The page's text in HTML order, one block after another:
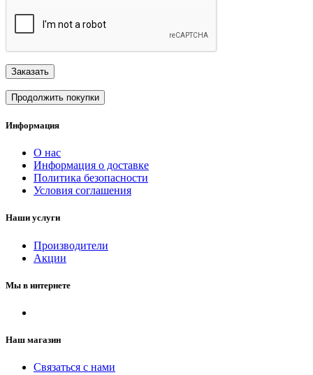
Заказать
Продолжить покупки
Информация
О нас
Информация о доставке
Политика безопасности
Условия соглашения
Наши услуги
Производители
Акции
Мы в интернете
Наш магазин
Связаться с нами